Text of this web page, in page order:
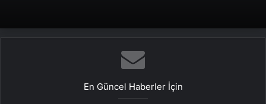
En Güncel Haberler İçin